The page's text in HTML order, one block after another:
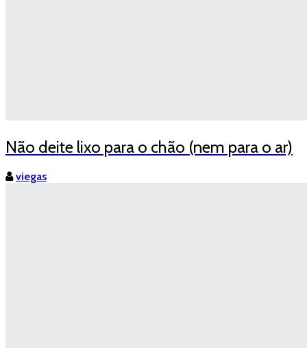
Não deite lixo para o chão (nem para o ar)
viegas